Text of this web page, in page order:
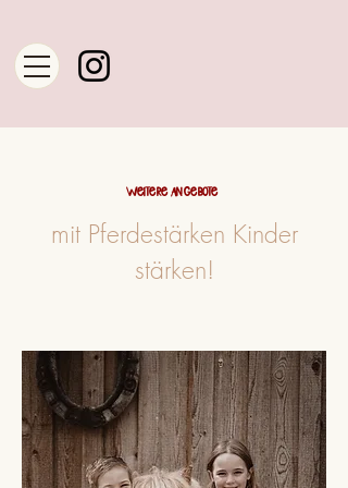
mit Pferdestärken Kinder
stärken!
WEITERE ANGEBOTE